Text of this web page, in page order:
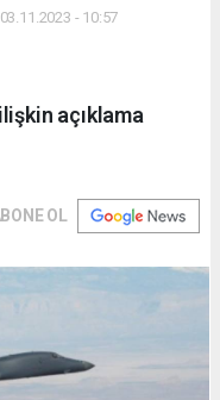
- 10:57
açıklama
OL